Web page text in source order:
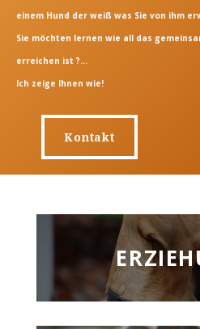
einem Hund der weiß was Sie von ihm
Sie möchten lernen wie all das
erreichen ist ?…
Ich zeige Ihnen wie!
Kontakt